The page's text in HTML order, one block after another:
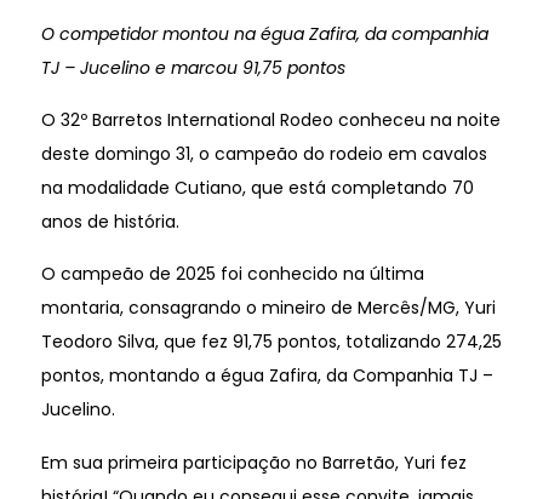
O competidor montou na égua Zafira, da companhia
TJ – Jucelino e marcou 91,75 pontos
O 32º Barretos International Rodeo conheceu na noite
deste domingo 31, o campeão do rodeio em cavalos
na modalidade Cutiano, que está completando 70
anos de história.
O campeão de 2025 foi conhecido na última
montaria, consagrando o mineiro de Mercês/MG, Yuri
Teodoro Silva, que fez 91,75 pontos, totalizando 274,25
pontos, montando a égua Zafira, da Companhia TJ –
Jucelino.
Em sua primeira participação no Barretão, Yuri fez